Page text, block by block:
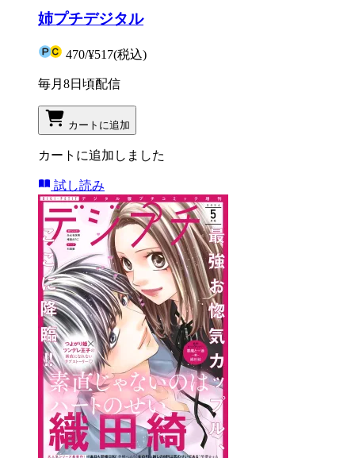
姉プチデジタル
470/¥517(税込)
毎月8日頃配信
カートに追加
カートに追加しました
試し読み